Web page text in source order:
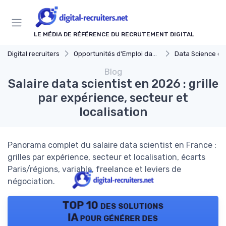
LE MÉDIA DE RÉFÉRENCE DU RECRUTEMENT DIGITAL
Digital recruiters Opportunités d'Emploi dans le Digital Data Science
Blog
Salaire data scientist en 2026 : grille
par expérience, secteur et
localisation
Panorama complet du salaire data scientist en France :
grilles par expérience, secteur et localisation, écarts
Paris/régions, variable, freelance et leviers de
négociation.
TOP 10 des solutions
IA pour générer des
Panneau de gestion des cookies